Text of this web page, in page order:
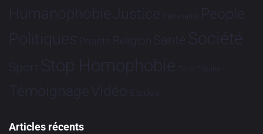
HumanophobieJustice Partenariat People
Politiques Projets Religion Santé Société
Sport Stop Homophobie Tech Tribune
TémoignageVidéo Études
Articles récents